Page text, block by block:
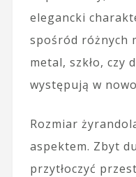
elegancki
spośród różnych
metal, szkło, czy
występują w
Rozmiar
aspektem. Zbyt
przytłoczyć